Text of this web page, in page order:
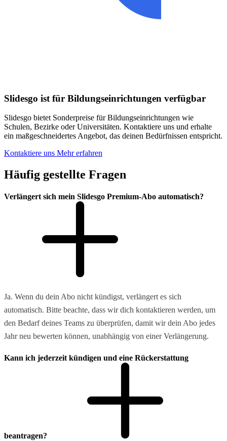
Slidesgo ist für Bildungseinrichtungen verfügbar
Slidesgo bietet Sonderpreise für Bildungseinrichtungen wie
Schulen, Bezirke oder Universitäten. Kontaktiere uns und erhalte
ein maßgeschneidertes Angebot, das deinen Bedürfnissen entspricht.
Kontaktiere uns Mehr erfahren
Häufig gestellte Fragen
Verlängert sich mein Slidesgo Premium-Abo automatisch?
Ja. Wenn du dein Abo nicht kündigst, verlängert es sich
automatisch. Bitte beachte, dass wir dich kontaktieren werden, um
den Bedarf deines Teams zu überprüfen, damit wir dein Abo jedes
Jahr neu bewerten können, unabhängig von einer Verlängerung.
Kann ich jederzeit kündigen und eine Rückerstattung
beantragen?